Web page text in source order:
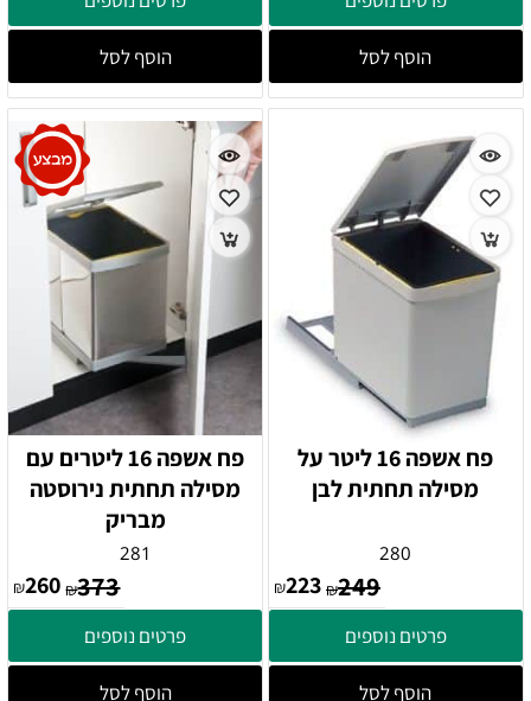
הוסף לסל הוסף לסל
פח אשפה 16 ליטר על
מסילה תחתית לבן
280
₪249
₪223
פרטים נוספים
הוסף לסל
פח אשפה 16 ליטרים עם
מסילה תחתית נירוסטה
מבריק
281
₪373
₪260
פרטים נוספים
הוסף לסל